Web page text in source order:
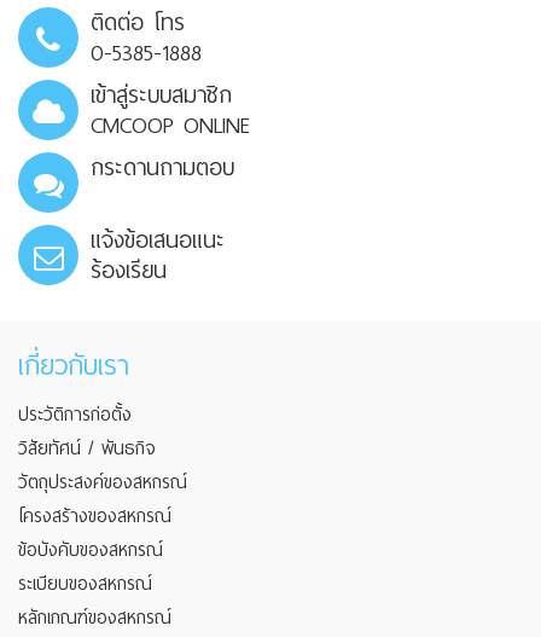
ติดต่อ โทร
0-5385-1888
เข้าสู่ระบบสมาชิก
CMCOOP ONLINE
กระดานถามตอบ
แจ้งข้อเสนอแนะ
ร้องเรียน
เกี่ยวกับเรา
ประวัติการก่อตั้ง
วิสัยทัศน์ / พันธกิจ
วัตถุประสงค์ของสหกรณ์
โครงสร้างของสหกรณ์
ข้อบังคับของสหกรณ์
ระเบียบของสหกรณ์
หลักเกณฑ์ของสหกรณ์